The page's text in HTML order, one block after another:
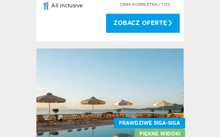
All inclusive CENA KOMPLETNA / 1 OS
ZOBACZ OFERTĘ
PRAWDZIWE SIGA-SIGA
PIĘKNE WIDOKI